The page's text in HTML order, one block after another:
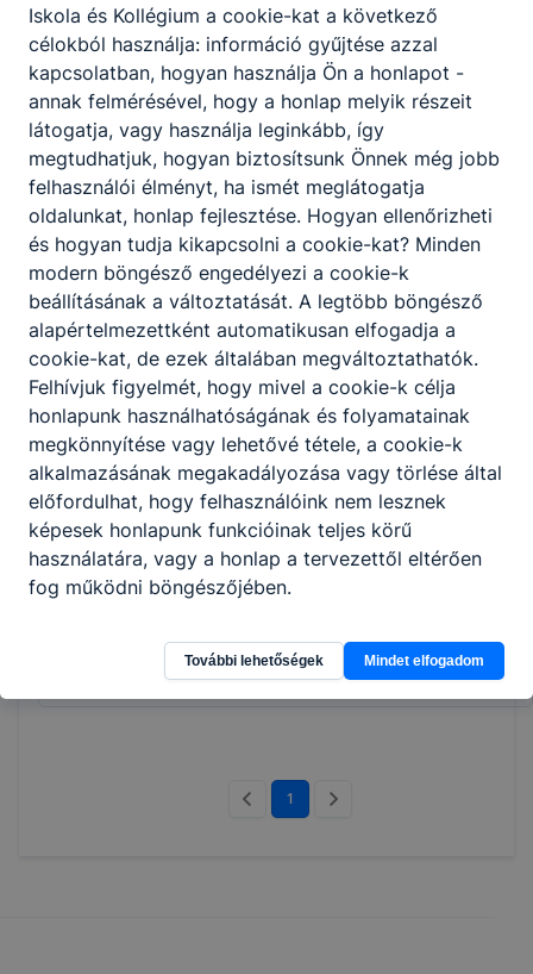
Bővebben a projektről
NTP-Tehetség-23
„Tehetségközelben” A Kulturális és Innovációs
Minisztérium megbízásából a Nemzeti Kulturális
Támogatáskezelő nyílt pályázatot hirdetett a
„Tehetségközelben” – komplex tehetséggondozó
programok támogatására.
Bővebben a projektről
NTP-TEHETSEG-25-0114
„Mini a menő – Makett világ” A Kulturális és Innovációs
Minisztérium megbízásából a Nemzeti Kulturális
Támogatáskezelő nyílt pályázatot hirdetett a
„Tehetségközelben” – komplex tehetséggondozó
Bővebben a projektről
1
Iskola és Kollégium a cookie-kat a következő
célokból használja: információ gyűjtése azzal
kapcsolatban, hogyan használja Ön a honlapot -
annak felmérésével, hogy a honlap melyik részeit
látogatja, vagy használja leginkább, így
megtudhatjuk, hogyan biztosítsunk Önnek még jobb
felhasználói élményt, ha ismét meglátogatja
oldalunkat, honlap fejlesztése. Hogyan ellenőrizheti
és hogyan tudja kikapcsolni a cookie-kat? Minden
modern böngésző engedélyezi a cookie-k
beállításának a változtatását. A legtöbb böngésző
alapértelmezettként automatikusan elfogadja a
cookie-kat, de ezek általában megváltoztathatók.
Felhívjuk figyelmét, hogy mivel a cookie-k célja
honlapunk használhatóságának és folyamatainak
megkönnyítése vagy lehetővé tétele, a cookie-k
alkalmazásának megakadályozása vagy törlése által
előfordulhat, hogy felhasználóink nem lesznek
képesek honlapunk funkcióinak teljes körű
használatára, vagy a honlap a tervezettől eltérően
fog működni böngészőjében.
További lehetőségek Mindet elfogadom